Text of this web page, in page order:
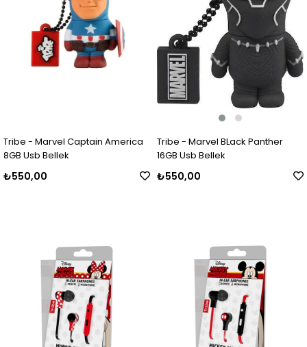
Tribe - Marvel Captain America
8GB Usb Bellek
₺550,00
Tribe - Marvel BLack Panther
16GB Usb Bellek
₺550,00